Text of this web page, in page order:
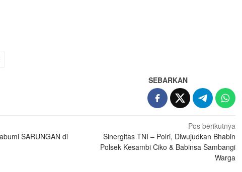
SEBARKAN
SARUNGAN di
Pos berikutnya
Sinergitas TNI – Polri, Diwujudkan Bhabin
Polsek Kesambi Ciko & Babinsa Sambangi
Warga